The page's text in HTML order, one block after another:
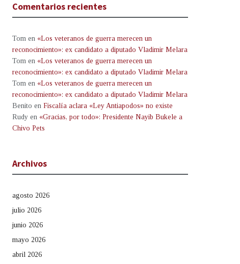
Comentarios recientes
Tom en «Los veteranos de guerra merecen un
reconocimiento»: ex candidato a diputado Vladimir Melara
Tom en «Los veteranos de guerra merecen un
reconocimiento»: ex candidato a diputado Vladimir Melara
Tom en «Los veteranos de guerra merecen un
reconocimiento»: ex candidato a diputado Vladimir Melara
Benito en Fiscalía aclara «Ley Antiapodos» no existe
Rudy en «Gracias, por todo»: Presidente Nayib Bukele a
Chivo Pets
Archivos
agosto 2026
julio 2026
junio 2026
mayo 2026
abril 2026